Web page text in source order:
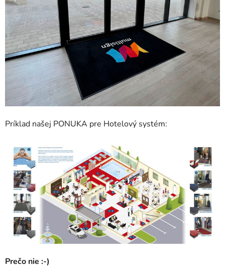
Príklad našej PONUKA pre Hotelový systém:
Prečo nie :-)